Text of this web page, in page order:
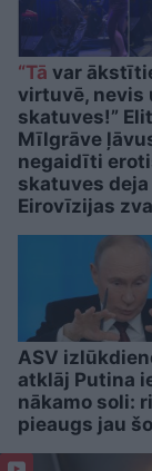
“Tā var
virtuvē, nevis
skatuves!”
Mīlgrāve
negaidīti
skatuves deja
Eirovīzijas
ASV
atklāj Putina
nākamo soli:
pieaugs jau